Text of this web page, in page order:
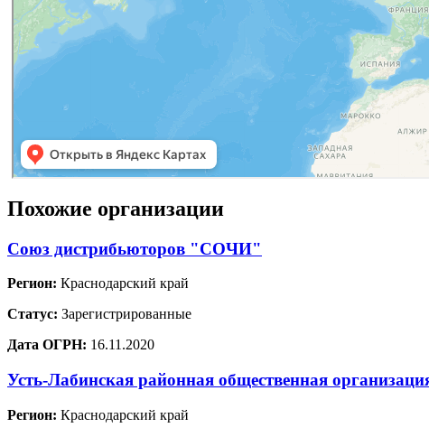
Похожие организации
Союз дистрибьюторов "СОЧИ"
Регион: Краснодарский край
Статус: Зарегистрированные
Дата ОГРН: 16.11.2020
Усть-Лабинская районная общественная
Регион: Краснодарский край